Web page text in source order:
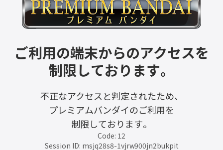
ご利用の端末からのアクセスを
制限しております。
不正なアクセスと判定されたため、
プレミアムバンダイのご利用を
制限しております。
Code: 12
Session ID: msjq28s8-1vjrw900jn2bukpit